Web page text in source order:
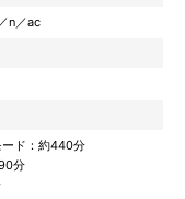
n／ac
ド：約440分
分